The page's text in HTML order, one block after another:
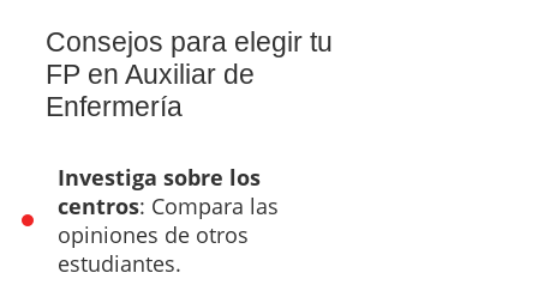
Consejos para elegir tu
FP en Auxiliar de
Enfermería
Investiga sobre los
centros: Compara las
opiniones de otros
estudiantes.